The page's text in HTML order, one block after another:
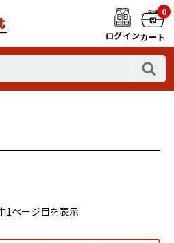
ログイン
0
カート
1ページ目を表示